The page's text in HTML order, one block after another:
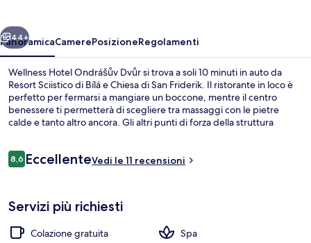
Avanti
44+
PanoramicaCamerePosizioneRegolamenti
Wellness Hotel Ondrášův Dvůr si trova a soli 10 minuti in auto da
Resort Sciistico di Bílá e Chiesa di San Friderik. Il ristorante in loco è
perfetto per fermarsi a mangiare un boccone, mentre il centro
benessere ti permetterà di scegliere tra massaggi con le pietre
calde e tanto altro ancora. Gli altri punti di forza della struttura
Recensioni
8,68,6 su 10
EccellenteVedi le 11 recensioni
Servizi più richiesti
Colazione gratuita
Spa